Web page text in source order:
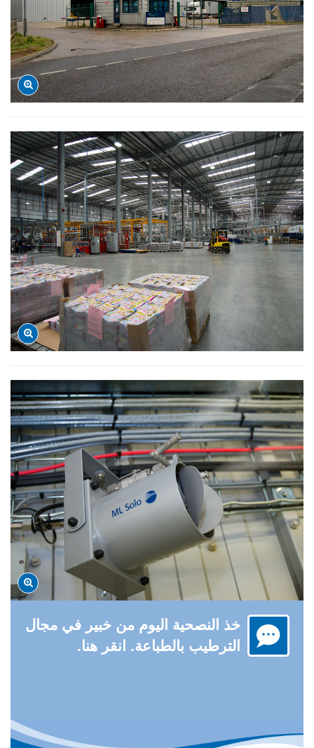
خذ النصحية اليوم من خبير في مجال
الترطيب بالطباعة. انقر هنا.